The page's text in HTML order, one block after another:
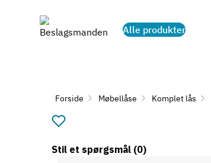
Alle produkter
Forside Møbellåse Komplet lås
Stil et spørgsmål (0)